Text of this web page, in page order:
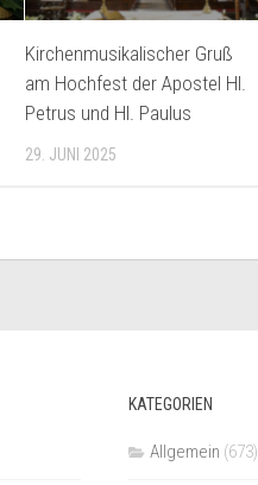
Kirchenmusikalischer Gruß
am Hochfest der Apostel Hl.
Petrus und Hl. Paulus
29. JUNI 2025
KATEGORIEN
Allgemein (673)